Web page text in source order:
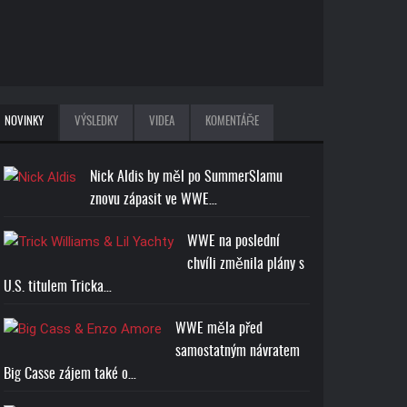
NOVINKY VÝSLEDKY VIDEA KOMENTÁŘE
Nick Aldis by měl po SummerSlamu
znovu zápasit ve WWE…
WWE na poslední
chvíli změnila plány s
U.S. titulem Tricka…
WWE měla před
samostatným návratem
Big Casse zájem také o…